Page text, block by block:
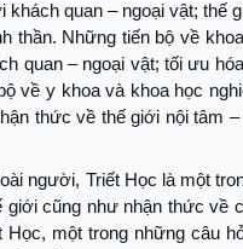
quan – ngoại vật; thế
thần. Những tiến bộ về
quan – ngoại vật; tối ưu
về y khoa và khoa học
thức về thế giới nội tâm
người, Triết Học là một
giới cũng như nhận thức về
Học, một trong những câu